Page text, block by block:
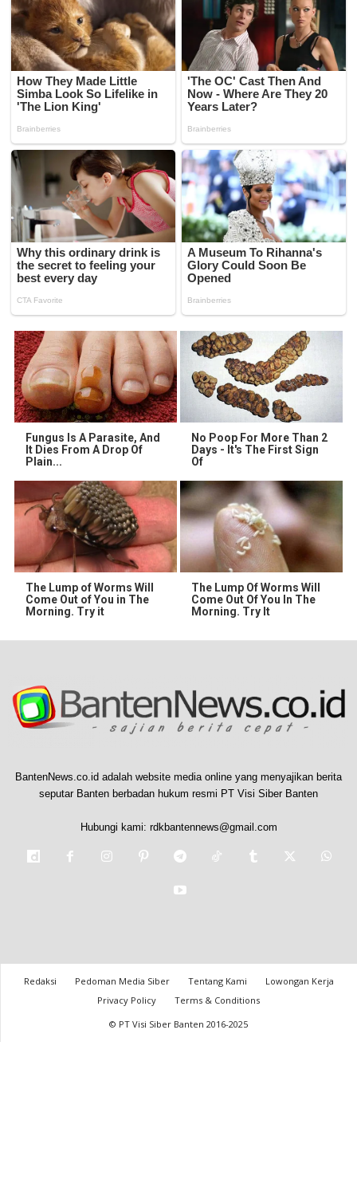
Fungus Is A Parasite, And
It Dies From A Drop Of
Plain...
No Poop For More Than 2
Days - It's The First Sign
Of
The Lump of Worms Will
Come Out of You in The
Morning. Try it
The Lump Of Worms Will
Come Out Of You In The
Morning. Try It
BantenNews.co.id adalah website media online yang menyajikan berita
seputar Banten berbadan hukum resmi PT Visi Siber Banten
Hubungi kami: rdkbantennews@gmail.com
Redaksi Pedoman Media Siber Tentang Kami
Lowongan Kerja
Privacy Policy
Terms & Conditions
© PT Visi Siber Banten 2016-2025